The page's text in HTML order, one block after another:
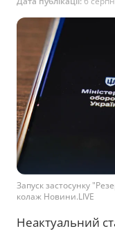
Запуск застосунку
колаж Новини.LIVE
Неактуальний